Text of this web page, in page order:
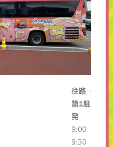
往路（第
第1駐車場
発
9:00
9:30